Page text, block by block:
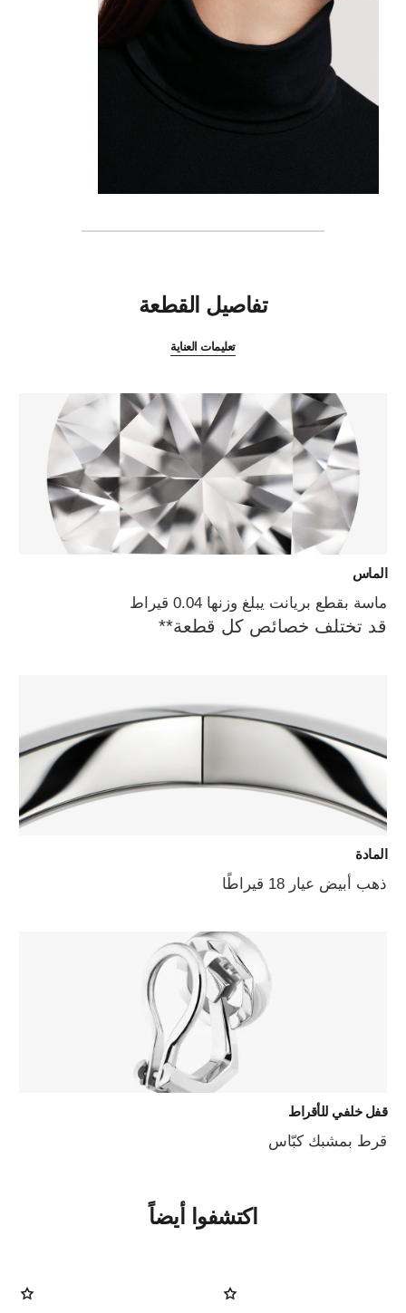
تفاصيل القطعة
تعليمات العناية
الماس
ماسة بقطع بريانت يبلغ وزنها 0.04 قيراط
قد تختلف خصائص كل قطعة**
المادة
ذهب أبيض عيار 18 قيراطًا
قفل خلفي للأقراط
قرط بمشبك كبّاس
اكتشفوا أيضاً